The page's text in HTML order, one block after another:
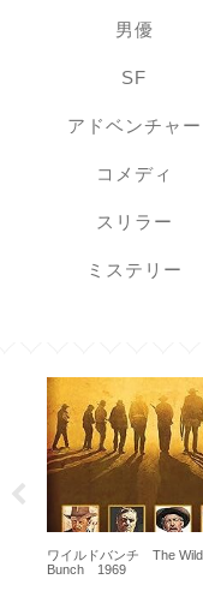
男優
SF
アドベンチャー
コメディ
スリラー
ミステリー
ワイルドバンチ The Wild
Bunch 1969